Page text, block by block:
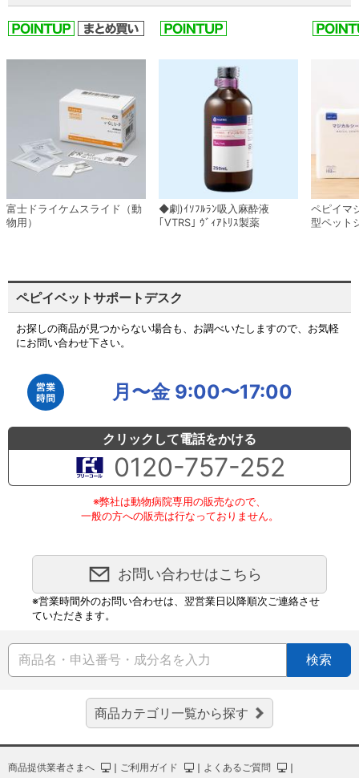
富士ドライケムスライド（動
物用）
◆劇)ｲｿﾌﾙﾗﾝ吸入麻酔液
｢VTRS｣ ｳﾞｨｱﾄﾘｽ製薬
ペピイマ
型ペット
ペピイベットサポートデスク
お探しの商品が見つからない場合も、お調べいたしますので、お気軽
にお問い合わせ下さい。
月〜金 9:00〜17:00
クリックして電話をかける
0120-757-252
※弊社は動物病院専用の販売なので、
一般の方への販売は行なっておりません。
お問い合わせはこちら
※営業時間外のお問い合わせは、翌営業日以降順次ご連絡させ
ていただきます。
検索
商品カテゴリ一覧から探す
商品提供業者さまへ ｜ ご利用ガイド ｜ よくあるご質問 ｜